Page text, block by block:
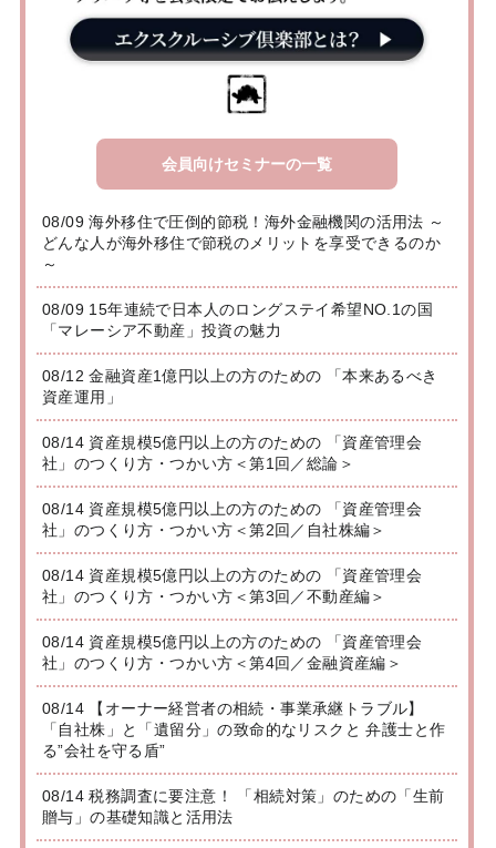
会員向けセミナーの一覧
08/09 海外移住で圧倒的節税！海外金融機関の活用法 ～
どんな人が海外移住で節税のメリットを享受できるのか
～
08/09 15年連続で日本人のロングステイ希望NO.1の国
「マレーシア不動産」投資の魅力
08/12 金融資産1億円以上の方のための 「本来あるべき
資産運用」
08/14 資産規模5億円以上の方のための 「資産管理会
社」のつくり方・つかい方＜第1回／総論＞
08/14 資産規模5億円以上の方のための 「資産管理会
社」のつくり方・つかい方＜第2回／自社株編＞
08/14 資産規模5億円以上の方のための 「資産管理会
社」のつくり方・つかい方＜第3回／不動産編＞
08/14 資産規模5億円以上の方のための 「資産管理会
社」のつくり方・つかい方＜第4回／金融資産編＞
08/14 【オーナー経営者の相続・事業承継トラブル】
「自社株」と「遺留分」の致命的なリスクと 弁護士と作
る”会社を守る盾”
08/14 税務調査に要注意！ 「相続対策」のための「生前
贈与」の基礎知識と活用法